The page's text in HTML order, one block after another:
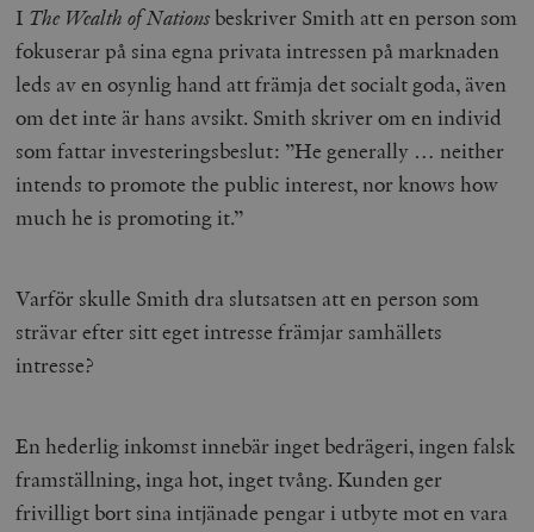
I The Wealth of Nations beskriver Smith att en person som
fokuserar på sina egna privata intressen på marknaden
leds av en osynlig hand att främja det socialt goda, även
om det inte är hans avsikt. Smith skriver om en individ
som fattar investeringsbeslut: ”He generally … neither
intends to promote the public interest, nor knows how
much he is promoting it.”
Varför skulle Smith dra slutsatsen att en person som
strävar efter sitt eget intresse främjar samhällets
intresse?
En hederlig inkomst innebär inget bedrägeri, ingen falsk
framställning, inga hot, inget tvång. Kunden ger
frivilligt bort sina intjänade pengar i utbyte mot en vara